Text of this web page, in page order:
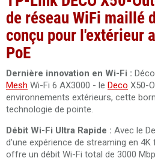
de réseau WiFi maillé
conçu pour l'extérieur
PoE
Dernière innovation en Wi-Fi :
Mesh Wi-Fi 6 AX3000 - le Deco X50-
environnements extérieurs, cette
technologie de pointe.
Débit Wi-Fi Ultra Rapide : Avec le
d'une expérience de streaming en 4K
offre un débit Wi-Fi total de 3000